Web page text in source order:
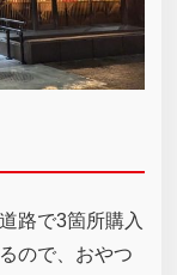
路で3箇所購入
ので、おやつ